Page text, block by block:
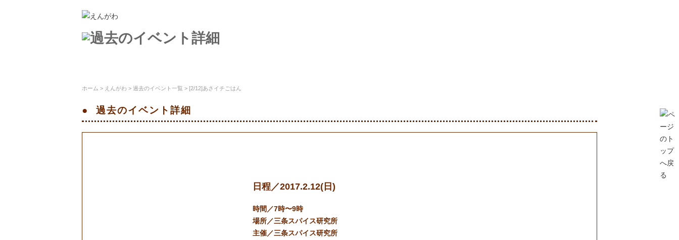
ホーム > えんがわ > 過去のイベント一覧 > [2/12]あさイチごはん
過去のイベント 詳細
日程／2017.2.12(日)
時間／7時〜9時
場所／三条スパイス研究所
主催／三条スパイス研究所